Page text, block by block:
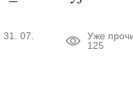
31. 07.
Уже
125